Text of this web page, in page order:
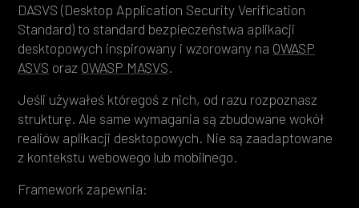
DASVS (Desktop Application Security Verification
Standard) to standard bezpieczeństwa aplikacji
desktopowych inspirowany i wzorowany na OWASP
ASVS oraz OWASP MASVS.
Jeśli używałeś któregoś z nich, od razu rozpoznasz
strukturę. Ale same wymagania są zbudowane wokół
realiów aplikacji desktopowych. Nie są zaadaptowane
z kontekstu webowego lub mobilnego.
Framework zapewnia: